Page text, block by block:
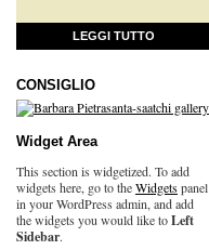
LEGGI TUTTO
CONSIGLIO
Widget Area
This section is widgetized. To add
widgets here, go to theWidgetspanel
in your WordPress admin, and add
the widgets you would like toLeft
Sidebar.